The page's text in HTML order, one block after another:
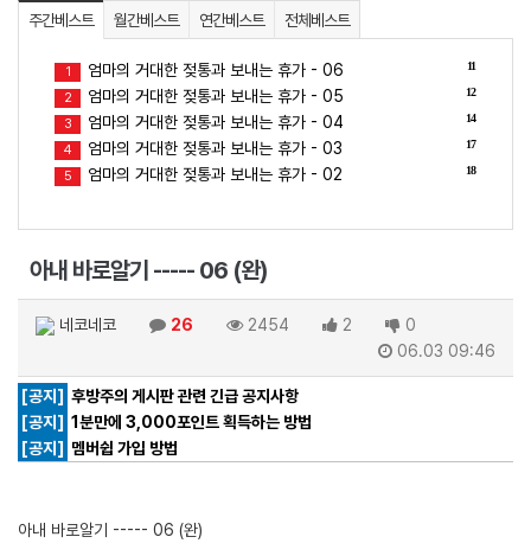
주간베스트 월간베스트 연간베스트 전체베스트
11
1 엄마의 거대한 젖통과 보내는 휴가 - 06
12
2 엄마의 거대한 젖통과 보내는 휴가 - 05
14
3 엄마의 거대한 젖통과 보내는 휴가 - 04
17
4 엄마의 거대한 젖통과 보내는 휴가 - 03
18
5 엄마의 거대한 젖통과 보내는 휴가 - 02
아내 바로알기 ----- 06 (완)
네코네코 26 2454 2
0
06.03 09:46
[공지] 후방주의 게시판 관련 긴급 공지사항
[공지] 1분만에 3,000포인트 획득하는 방법
[공지]
멤버쉽 가입 방법
아내 바로알기 ----- 06 (완)